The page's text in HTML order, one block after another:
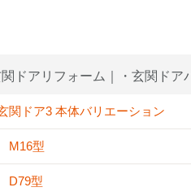
ドアリフォーム｜・玄関ドア
関ドア3 本体バリエーション
M16型
D79型